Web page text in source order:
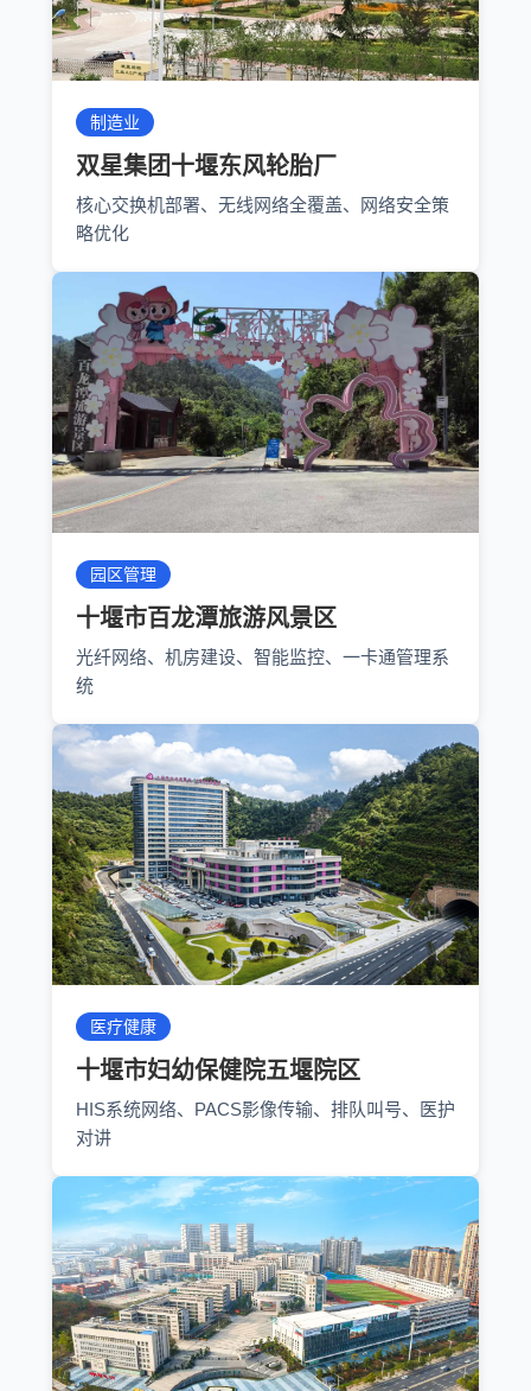
制造业
双星集团十堰东风轮胎厂
核心交换机部署、无线网络全覆盖、网络安全策
略优化
园区管理
十堰市百龙潭旅游风景区
光纤网络、机房建设、智能监控、一卡通管理系
统
医疗健康
十堰市妇幼保健院五堰院区
HIS系统网络、PACS影像传输、排队叫号、医护
对讲